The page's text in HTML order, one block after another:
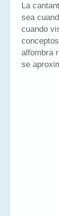
La
sea
cuando
alfombra
se